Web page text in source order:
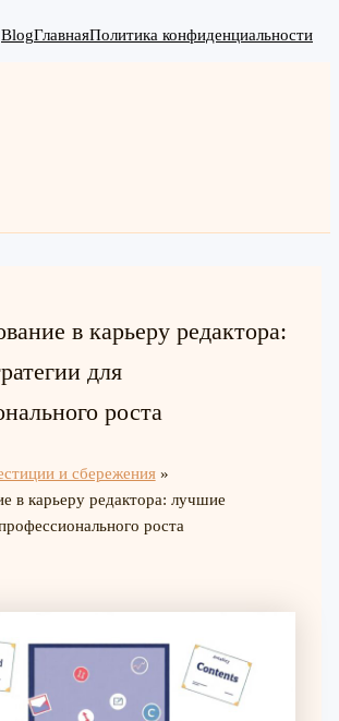
BlogГлавнаяПолитика конфиденциальности
в карьеру редактора:
для
роста
и сбережения
в карьеру редактора: лучшие
роста